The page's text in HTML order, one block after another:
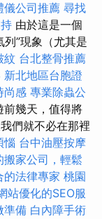
儀公司推薦 尋找
由於這是一個
”現象（尤其是
紋 台北整骨推薦
新北地區台胞證
尚感 專業除蟲公
前幾天，值得將
們就不必在那裡
惱 台中油壓按摩
搬家公司，輕鬆
的法律專家 桃園
站優化的SEO服
準備 白內障手術